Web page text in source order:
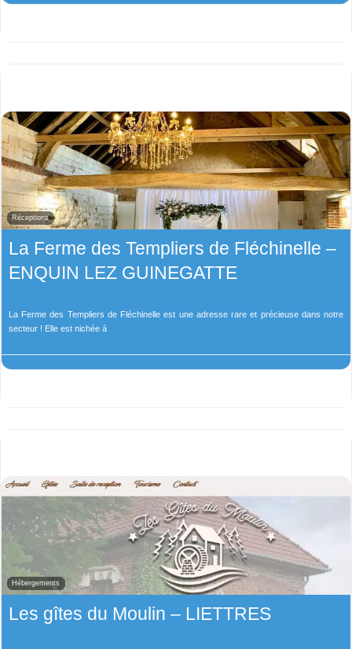
Réceptions
La Ferme des Templiers de Fléchinelle –
ENQUIN LEZ GUINEGATTE
La Ferme des Templiers de Fléchinelle est une adresse rare et précieuse dans notre
secteur ! Elle est nichée à
Hébergements
Les gîtes du Moulin – LIETTRES